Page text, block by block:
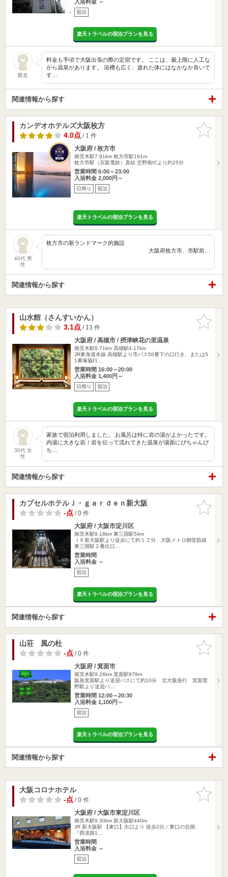
入浴料金 ～
宿泊
楽天トラベルの宿泊プランを見る
匿名
料金も手頃で大阪出張の際の定宿です。 ここは、最上階に人工な
がら温泉があります。 浴槽も広く、疲れた体にはなかなか良いで
す…
関連情報から探す
お気に入
りに追加
カンデオホテルズ大阪枚方
4.0点/ 1 件
大阪府 / 枚方市
南茨木駅7.91km 枚方市駅191m
枚方市駅（京阪電鉄）直結 交野南ICより約25分
営業時間 6:00～23:00
入浴料金 2,000円～
日帰り 宿泊
楽天トラベルの宿泊プランを見る
40代 男
性
枚方市の新ランドマーク的施設
大阪府枚方市、市駅前…
関連情報から探す
お気に入
りに追加
山水館（さんすいかん）
3.1点/ 13 件
大阪府 / 高槻市 / 摂津峡花の里温泉
南茨木駅8.71km 高槻駅4.17km
JR東海道本線 高槻駅より市バス50番下の口行き、または5
1番塚脇行…
営業時間 16:00～20:00
入浴料金 1,400円～
日帰り 宿泊
楽天トラベルの宿泊プランを見る
30代 女
性
家族で宿泊利用しました。 お風呂は特に岩の湯がよかったです。
内湯に大きな岩！岩を伝って流れてきた温泉が湯面にぴちゃんぴ
ち…
関連情報から探す
お気に入
りに追加
カプセルホテルＪ・ｇａｒｄｅｎ新大阪
-点/ 0 件
大阪府 / 大阪市淀川区
南茨木駅9.18km 東三国駅54m
ＪＲ新大阪駅より徒歩にて約１２分、大阪メトロ御堂筋線
東三国駅２番出口…
営業時間
入浴料金 ～
宿泊
楽天トラベルの宿泊プランを見る
関連情報から探す
お気に入
りに追加
山荘 風の杜
-点/ 0 件
大阪府 / 箕面市
南茨木駅9.26km 箕面駅979m
阪急箕面駅より送迎バスにて約10分 北大阪急行 箕面萱
野駅より送迎バ…
営業時間 12:00～20:30
入浴料金 1,100円～
宿泊
楽天トラベルの宿泊プランを見る
関連情報から探す
お気に入
りに追加
大阪コロナホテル
-点/ 0 件
大阪府 / 大阪市東淀川区
南茨木駅9.30km 新大阪駅440m
JR 新大阪駅 【東口】出口より 徒歩2分／東口の北側、
『西淡路1…
営業時間
入浴料金 ～
宿泊